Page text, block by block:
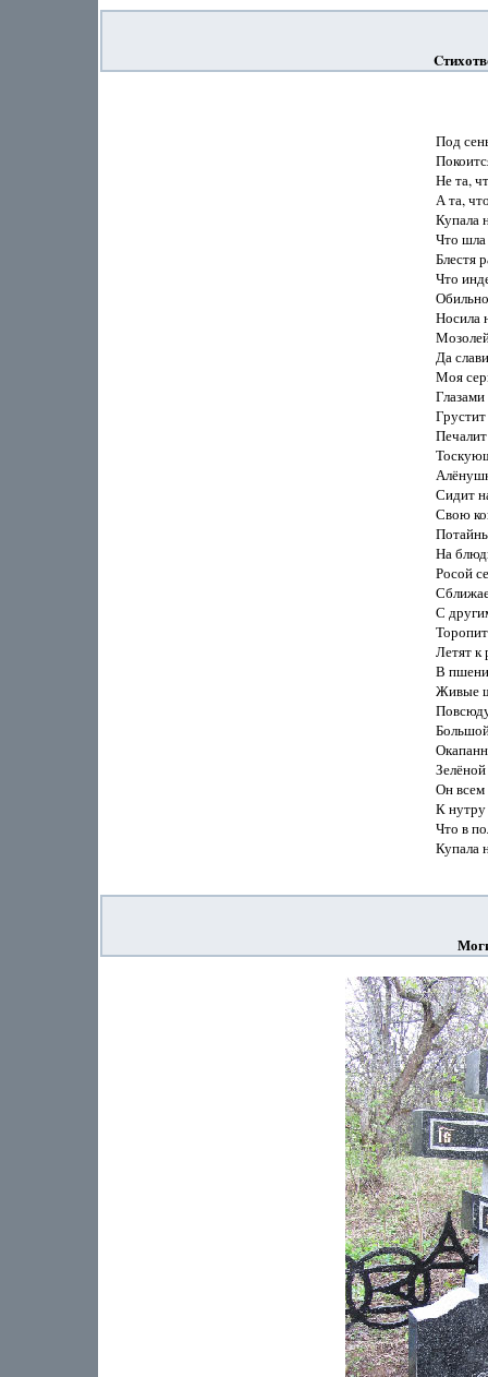
Под
Не та,
А та,
Купала
Что
Блестя
Что
Носила
Да
Моя
Сидит
Свою
На
Росой
С
Летят
В
Живые
Он
К
Что в
Купала